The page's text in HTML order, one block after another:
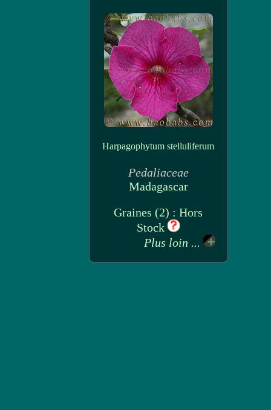
Harpagophytum stelluliferum
Pedaliaceae
Madagascar
Graines (2) : Hors
Stock
Plus loin ...